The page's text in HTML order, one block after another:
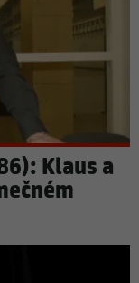
Klaus a